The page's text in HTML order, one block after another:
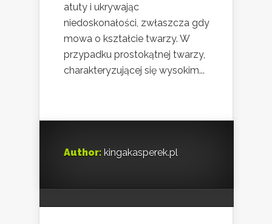
atuty i ukrywając
niedoskonałości, zwłaszcza gdy
mowa o kształcie twarzy. W
przypadku prostokątnej twarzy,
charakteryzującej się wysokim...
Author: kingakasperek.pl